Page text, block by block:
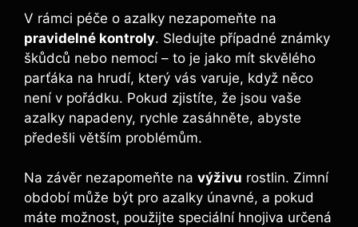
V rámci péče o azalky nezapomeňte na ​
pravidelné kontroly. Sledujte případné známky
škůdců nebo nemocí – to je‍ jako‍ mít ⁣skvělého
parťáka ⁤na hrudí,​ který‍ vás​ varuje, když něco
⁣není v pořádku. ⁢Pokud‌ zjistíte, že ⁤jsou‍ vaše ​
azalky napadeny,​ rychle zasáhněte, abyste
předešli větším problémům.
Na závěr nezapomeňte na výživu rostlin.⁤ Zimní
období může být pro azalky únavné, ‍a pokud‍
máte možnost, použijte speciální hnojiva určená